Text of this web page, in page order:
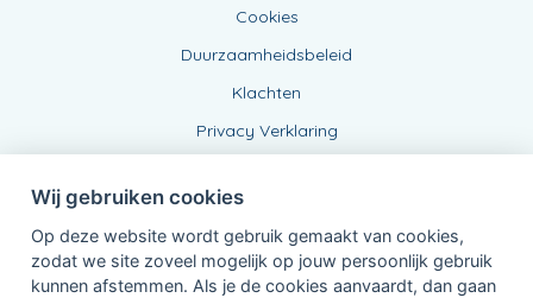
Cookies
Duurzaamheidsbeleid
Klachten
Privacy Verklaring
Wij gebruiken cookies
Op deze website wordt gebruik gemaakt van cookies,
zodat we site zoveel mogelijk op jouw persoonlijk gebruik
kunnen afstemmen. Als je de cookies aanvaardt, dan gaan